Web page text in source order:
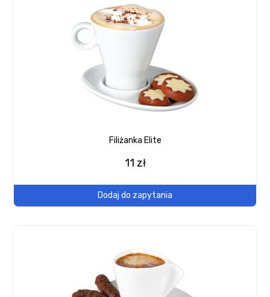
Filiżanka Elite
11 zł
Dodaj do zapytania